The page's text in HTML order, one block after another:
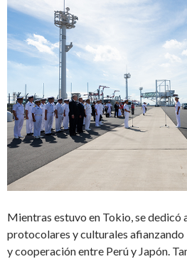
Mientras estuvo en Tokio, se dedicó
protocolares y culturales afianzando
y cooperación entre Perú y Japón.